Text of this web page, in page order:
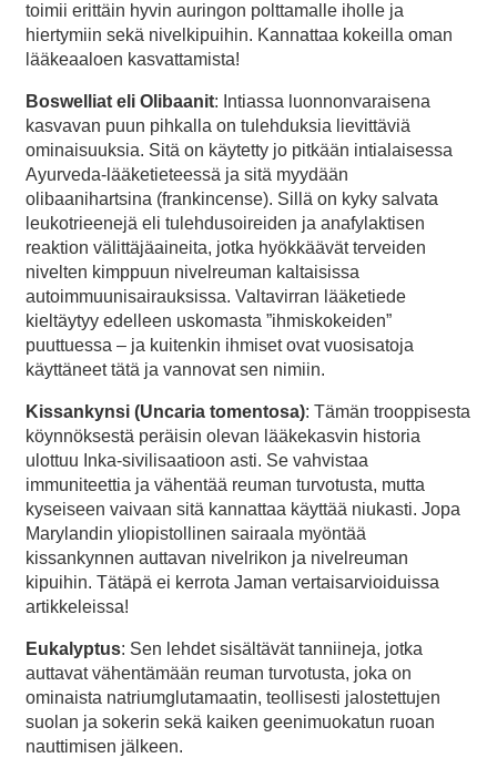
toimii erittäin hyvin auringon polttamalle iholle ja
hiertymiin sekä nivelkipuihin. Kannattaa kokeilla oman
lääkeaaloen kasvattamista!
Boswelliat eli Olibaanit: Intiassa luonnonvaraisena
kasvavan puun pihkalla on tulehduksia lievittäviä
ominaisuuksia. Sitä on käytetty jo pitkään intialaisessa
Ayurveda-lääketieteessä ja sitä myydään
olibaanihartsina (frankincense). Sillä on kyky salvata
leukotrieenejä eli tulehdusoireiden ja anafylaktisen
reaktion välittäjäaineita, jotka hyökkäävät terveiden
nivelten kimppuun nivelreuman kaltaisissa
autoimmuunisairauksissa. Valtavirran lääketiede
kieltäytyy edelleen uskomasta ”ihmiskokeiden”
puuttuessa – ja kuitenkin ihmiset ovat vuosisatoja
käyttäneet tätä ja vannovat sen nimiin.
Kissankynsi (Uncaria tomentosa): Tämän trooppisesta
köynnöksestä peräisin olevan lääkekasvin historia
ulottuu Inka-sivilisaatioon asti. Se vahvistaa
immuniteettia ja vähentää reuman turvotusta, mutta
kyseiseen vaivaan sitä kannattaa käyttää niukasti. Jopa
Marylandin yliopistollinen sairaala myöntää
kissankynnen auttavan nivelrikon ja nivelreuman
kipuihin. Tätäpä ei kerrota Jaman vertaisarvioiduissa
artikkeleissa!
Eukalyptus: Sen lehdet sisältävät tanniineja, jotka
auttavat vähentämään reuman turvotusta, joka on
ominaista natriumglutamaatin, teollisesti jalostettujen
suolan ja sokerin sekä kaiken geenimuokatun ruoan
nauttimisen jälkeen.